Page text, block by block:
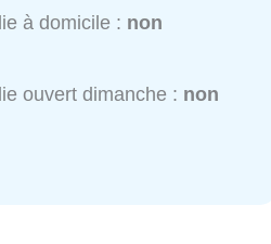
à domicile : non
ouvert dimanche : non